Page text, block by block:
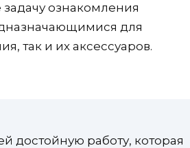
ознакомления
для
так и их аксессуаров.
достойную работу, которая